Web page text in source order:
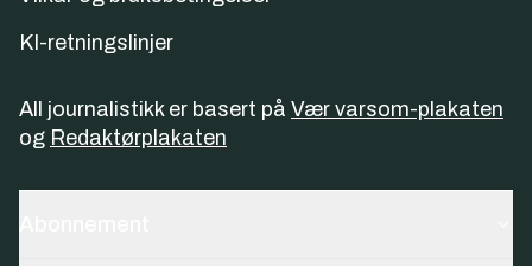
KI-retningslinjer
All journalistikk er basert på Vær varsom-plakaten
og Redaktørplakaten